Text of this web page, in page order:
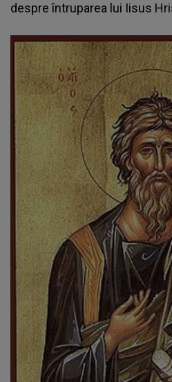
despre întruparea lui Iisus